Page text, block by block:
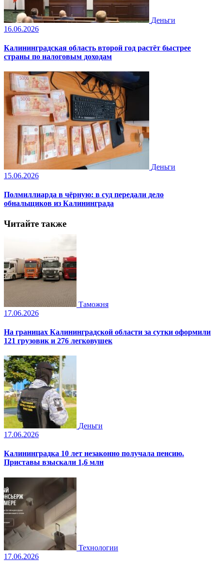
Деньги
16.06.2026
Калининградская область второй год растёт быстрее
страны по налоговым доходам
Деньги
15.06.2026
Полмиллиарда в чёрную: в суд передали дело
обнальщиков из Калининграда
Читайте также
Таможня
17.06.2026
На границах Калининградской области за сутки оформили
121 грузовик и 276 легковушек
Деньги
17.06.2026
Калининградка 10 лет незаконно получала пенсию.
Приставы взыскали 1,6 млн
Технологии
17.06.2026